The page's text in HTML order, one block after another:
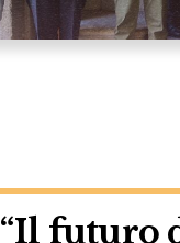
“Il futuro